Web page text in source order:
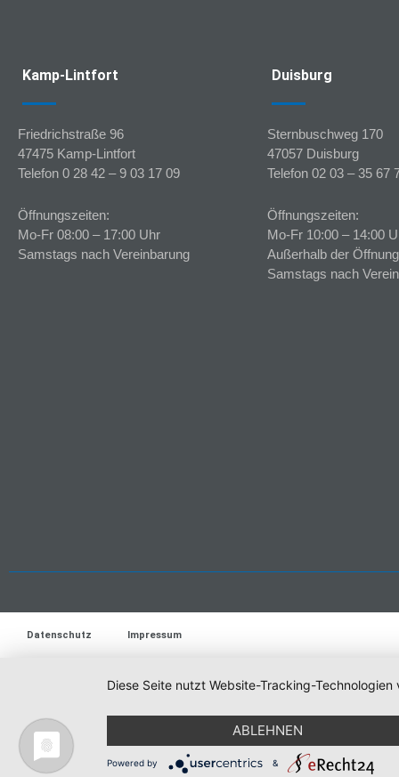
Kamp-Lintfort
Friedrichstraße 96
47475 Kamp-Lintfort
Telefon 0 28 42 – 9 03 17 09
Öffnungszeiten:
Mo-Fr 08:00 – 17:00 Uhr
Samstags nach Vereinbarung
Duisburg
Sternbuschweg 170
47057 Duisburg
Telefon 02 03 – 35 67
Öffnungszeiten:
Mo-Fr 10:00 – 14:00
Außerhalb der
Samstags nach
Datenschutz Impressum
Diese Seite nutzt Website-Tracking-
ABLEHNEN
Powered by &